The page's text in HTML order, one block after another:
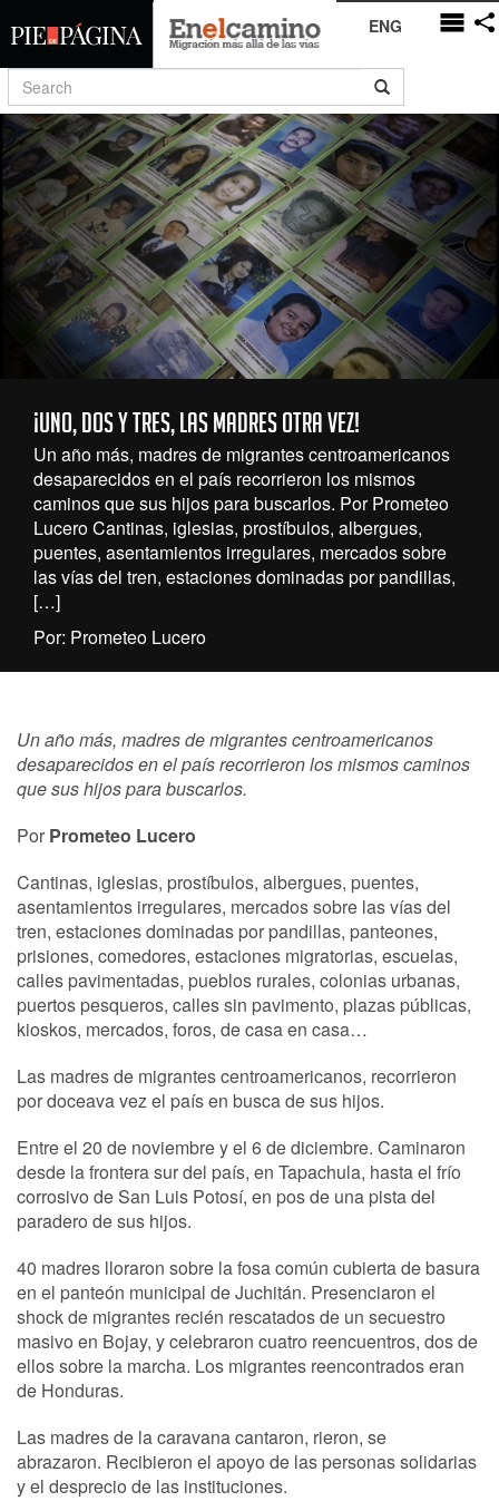
ENG
¡Uno, dos y tres, las madres otra vez!
Un año más, madres de migrantes centroamericanos
desaparecidos en el país recorrieron los mismos
caminos que sus hijos para buscarlos. Por Prometeo
Lucero Cantinas, iglesias, prostíbulos, albergues,
puentes, asentamientos irregulares, mercados sobre
las vías del tren, estaciones dominadas por pandillas,
[…]
Por: Prometeo Lucero
Un año más, madres de migrantes centroamericanos
desaparecidos en el país recorrieron los mismos caminos
que sus hijos para buscarlos.
Por Prometeo Lucero
Cantinas, iglesias, prostíbulos, albergues, puentes,
asentamientos irregulares, mercados sobre las vías del
tren, estaciones dominadas por pandillas, panteones,
prisiones, comedores, estaciones migratorias, escuelas,
calles pavimentadas, pueblos rurales, colonias urbanas,
puertos pesqueros, calles sin pavimento, plazas públicas,
kioskos, mercados, foros, de casa en casa…
Las madres de migrantes centroamericanos, recorrieron
por doceava vez el país en busca de sus hijos.
Entre el 20 de noviembre y el 6 de diciembre. Caminaron
desde la frontera sur del país, en Tapachula, hasta el frío
corrosivo de San Luis Potosí, en pos de una pista del
paradero de sus hijos.
40 madres lloraron sobre la fosa común cubierta de basura
en el panteón municipal de Juchitán. Presenciaron el
shock de migrantes recién rescatados de un secuestro
masivo en Bojay, y celebraron cuatro reencuentros, dos de
ellos sobre la marcha. Los migrantes reencontrados eran
de Honduras.
Las madres de la caravana cantaron, rieron, se
abrazaron. Recibieron el apoyo de las personas solidarias
y el desprecio de las instituciones.